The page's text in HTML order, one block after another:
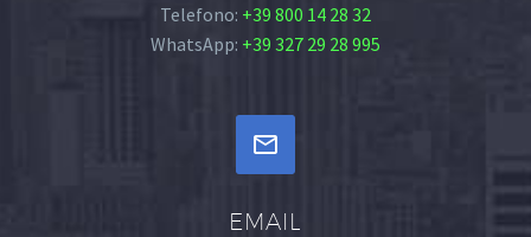
Telefono: +39 800 14 28 32
WhatsApp: +39 327 29 28 995


EMAIL